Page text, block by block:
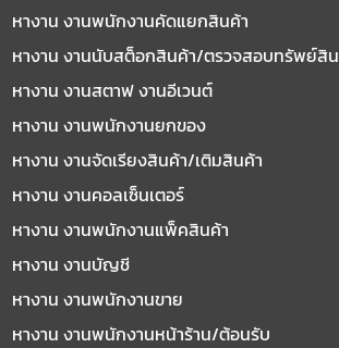
หางาน งานพนักงานคัดแยกสินค้า
หางาน งานนับสต็อกสินค้า/ตรวจสอบทรัพย์สิน
หางาน งานสตาฟ งานอีเวนต์
หางาน งานพนักงานยกของ
หางาน งานจัดเรียงสินค้า/เติมสินค้า
หางาน งานคอลเซ็นเตอร์
หางาน งานพนักงานแพ็คสินค้า
หางาน งานบัญชี
หางาน งานพนักงานขาย
หางาน งานพนักงานหน้าร้าน/ต้อนรับ